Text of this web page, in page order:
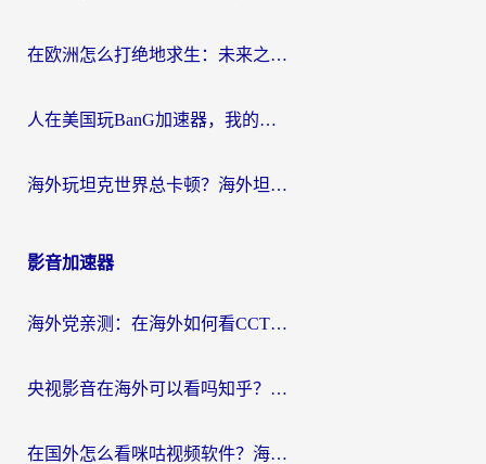
在欧洲怎么打绝地求生：未来之役不卡？留学生亲测的加速器避坑指南
人在美国玩BanG加速器，我的延迟终于绿了
海外玩坦克世界总卡顿？海外坦克世界加速器有哪些？实测好用的选择在这里
影音加速器
海外党亲测：在海外如何看CCTV？告别“仅限大陆播放”的实用指南
央视影音在海外可以看吗知乎？留学生亲测：3步解决地域限制+追剧自由
在国外怎么看咪咕视频软件？海外党亲测有效的回国加速方案